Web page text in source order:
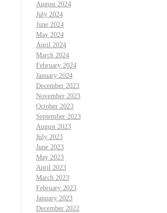
August 2024
July 2024
June 2024
May 2024
April 2024
March 2024
February 2024
January 2024
December 2023
November 2023
October 2023
September 2023
August 2023
July 2023
June 2023
May 2023
April 2023
March 2023
February 2023
January 2023
December 2022